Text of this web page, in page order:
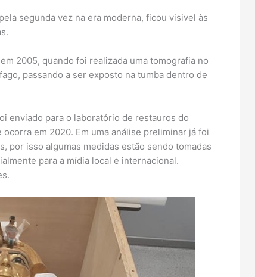
segunda vez na era moderna, ficou visivel às
2005, quando foi realizada uma tomografia no
passando a ser exposto na tumba dentro de
enviado para o laboratório de restauros do
em 2020. Em uma análise preliminar já foi
por isso algumas medidas estão sendo tomadas
para a mídia local e internacional.